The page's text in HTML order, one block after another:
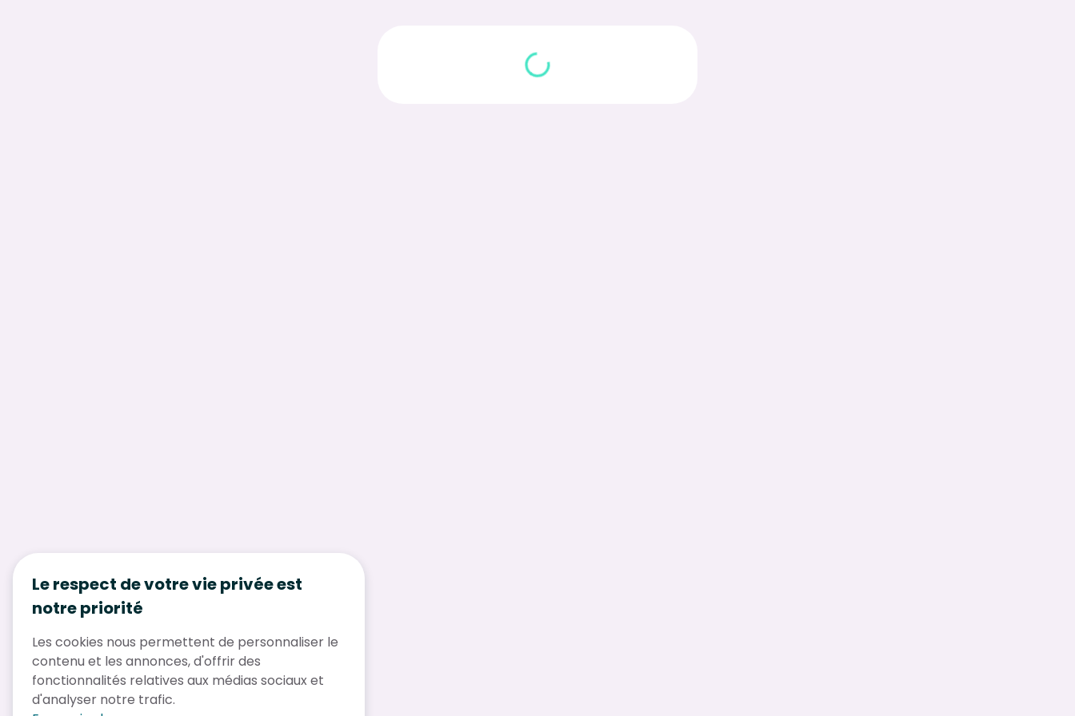
Le respect de votre vie privée est
notre priorité
Les cookies nous permettent de personnaliser le
contenu et les annonces, d'offrir des
fonctionnalités relatives aux médias sociaux et
d'analyser notre trafic.